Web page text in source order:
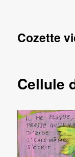
Cozette
Cellule